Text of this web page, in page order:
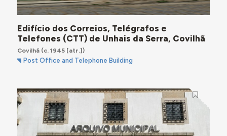
Edifício dos Correios, Telégrafos e
Telefones (CTT) de Unhais da Serra, Covilhã
Covilhã(c. 1945 [atr.])
Post Office and Telephone Building